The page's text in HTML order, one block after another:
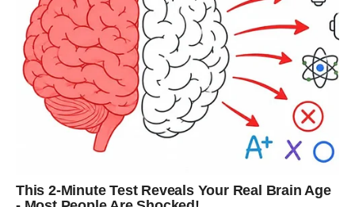
LJUBAV DONOSI VIŠE
OSMIJEHA
Ako ste slobodni, mogli biste upoznati osobu koja vas
osvaja pozitivnom energijom i iskrenim pristupom.
Nešto što počne kao običan razgovor moglo bi prerasti u
mnogo zanimljiviju priču.